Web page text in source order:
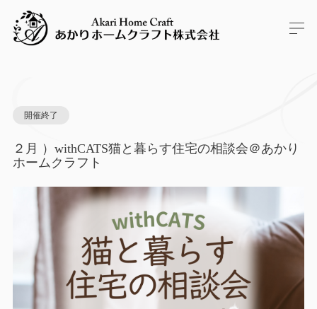
開催終了
２月 ）withCATS猫と暮らす住宅の相談会＠あかり
ホームクラフト